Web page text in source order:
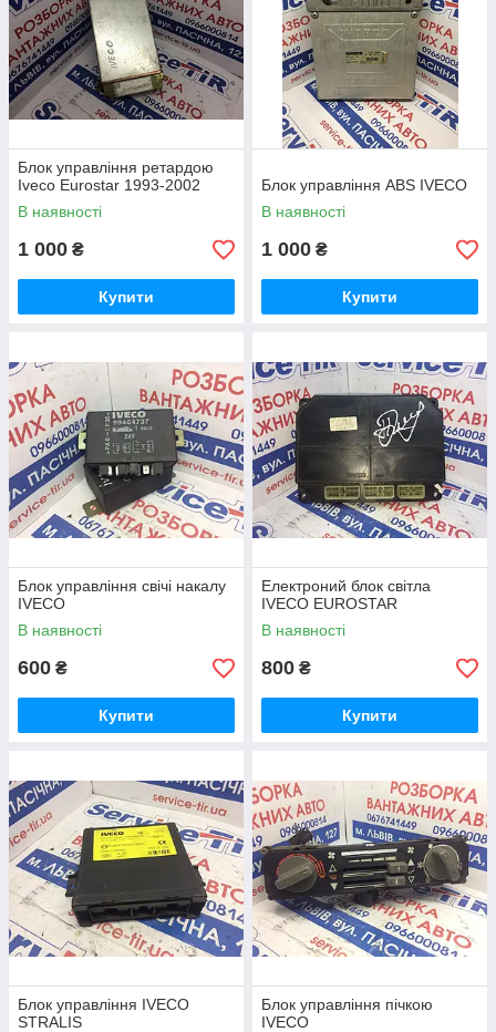
Блок управління ретардою
Iveco Eurostar 1993-2002
В наявності
1 000 ₴
Купити
Блок управління ABS IVECO
В наявності
1 000 ₴
Купити
Блок управління свічі накалу
IVECO
В наявності
600 ₴
Купити
Електроний блок світла
IVECO EUROSTAR
В наявності
800 ₴
Купити
Блок управління IVECO
STRALIS
Блок управління пічкою
IVECO